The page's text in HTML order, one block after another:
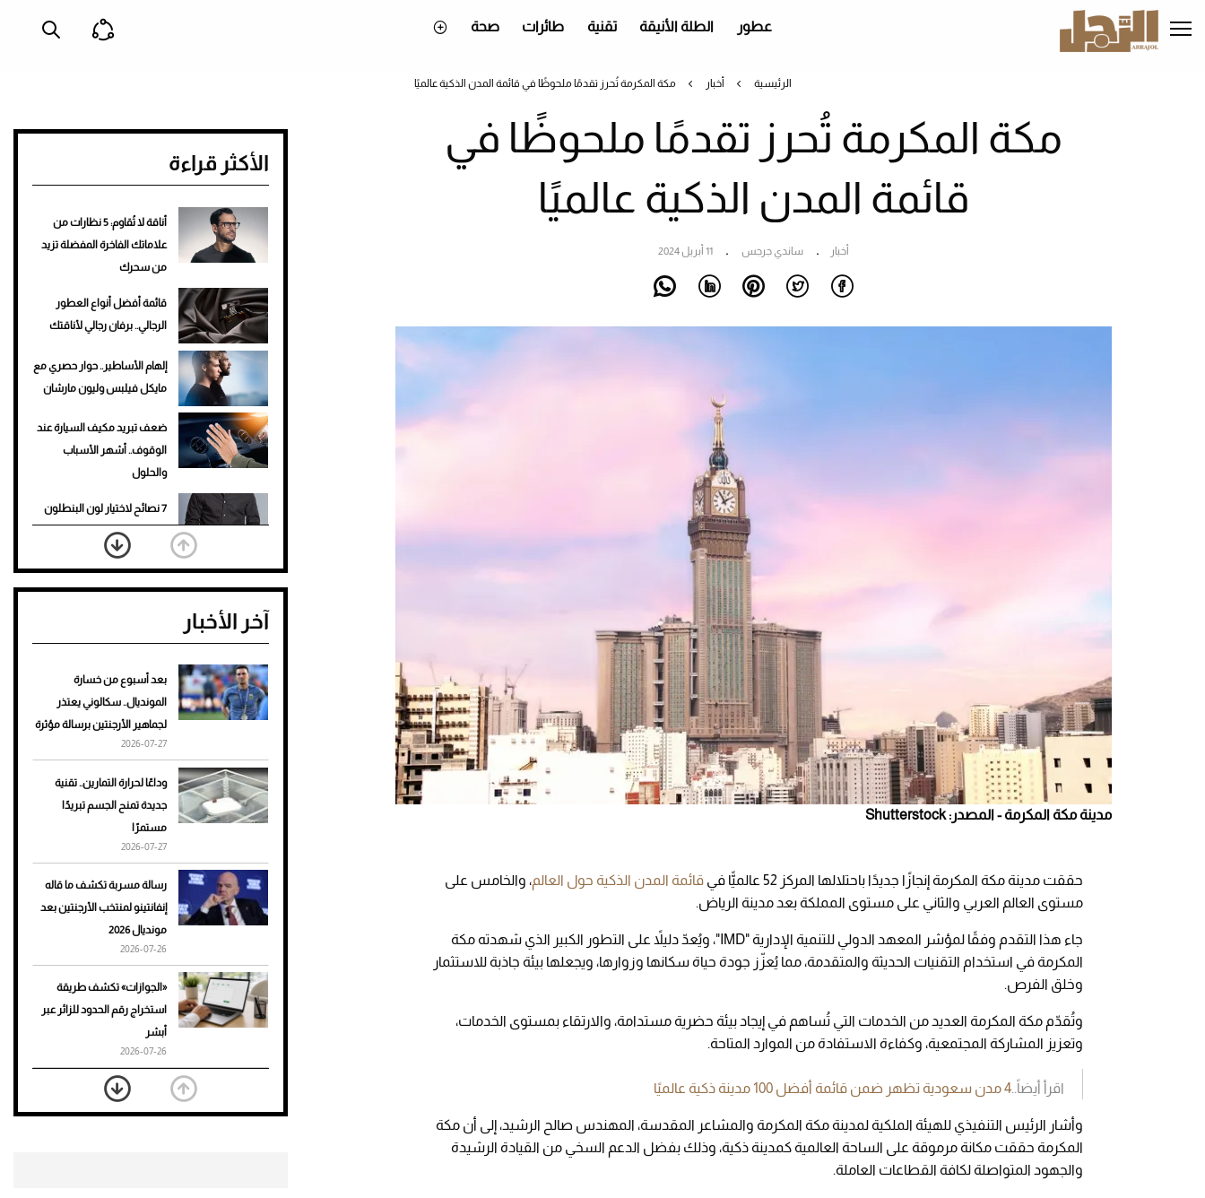
إلى
المحتوى
عطور الطلة الأنيقة تقنية طائرات صحة
الرئيسية أخبار مكة المكرمة تُحرز تقدمًا ملحوظًا في قائمة المدن الذكية عالميًا
مكة المكرمة تُحرز تقدمًا ملحوظًا في
قائمة المدن الذكية عالميًا
أخبار ساندي جرجس 11 أبريل 2024
مدينة مكة المكرمة - المصدر: Shutterstock
حققت مدينة مكة المكرمة إنجازًا جديدًا باحتلالها المركز 52 عالميًّا في قائمة المدن الذكية حول العالم، والخامس على
مستوى العالم العربي والثاني على مستوى المملكة بعد مدينة الرياض.
جاء هذا التقدم وفقًا لمؤشر المعهد الدولي للتنمية الإدارية "IMD"، ويُعدّ دليلاً على التطور الكبير الذي شهدته مكة
المكرمة في استخدام التقنيات الحديثة والمتقدمة، مما يُعزّز جودة حياة سكانها وزوارها، ويجعلها بيئة جاذبة للاستثمار
وخلق الفرص.
وتُقدّم مكة المكرمة العديد من الخدمات التي تُساهم في إيجاد بيئة حضرية مستدامة، والارتقاء بمستوى الخدمات،
وتعزيز المشاركة المجتمعية، وكفاءة الاستفادة من الموارد المتاحة.
اقرأ أيضاً.. 4 مدن سعودية تظهر ضمن قائمة أفضل 100 مدينة ذكية عالميًا
وأشار الرئيس التنفيذي للهيئة الملكية لمدينة مكة المكرمة والمشاعر المقدسة، المهندس صالح الرشيد، إلى أن مكة
المكرمة حققت مكانة مرموقة على الساحة العالمية كمدينة ذكية، وذلك بفضل الدعم السخي من القيادة الرشيدة
والجهود المتواصلة لكافة القطاعات العاملة.
الأكثر قراءة
أناقة لا تُقاوم: 5 نظارات من
علاماتك الفاخرة المفضلة تزيد
من سحرك
قائمة أفضل أنواع العطور
الرجالي.. برفان رجالي لأناقتك
إلهام الأساطير.. حوار حصري مع
مايكل فيلبس وليون مارشان
ضعف تبريد مكيف السيارة عند
الوقوف.. أشهر الأسباب
والحلول
7 نصائح لاختيار لون البنطلون
المناسب للقميص الأسود
نرى المستقبل من خلال
تصميماتنا.. كيف حجزت 1886
تمنحك فخامة استثنائية
هوى الأبطال
أفضل تدريج للشعر الطويل
لإطلالة جريئة وعصرية
للرجال
آخر الأخبار
بعد أسبوع من خسارة
المونديال.. سكالوني يعتذر
لجماهير الأرجنتين برسالة مؤثرة
2026-07-27
وداعًا لحرارة التمارين.. تقنية
جديدة تمنح الجسم تبريدًا
مستمرًا
2026-07-27
رسالة مسربة تكشف ما قاله
إنفانتينو لمنتخب الأرجنتين بعد
مونديال 2026
2026-07-26
«الجوازات» تكشف طريقة
استخراج رقم الحدود للزائر عبر
أبشر
2026-07-26
بعد 7 أشهر من تعرضه لحادث
مروع.. جوشوا يفوز على برينغا